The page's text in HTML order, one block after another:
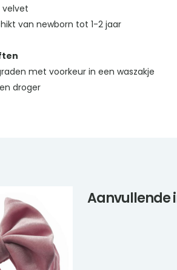
velvet
van newborn tot 1-2 jaar
met voorkeur in een waszakje
droger
Aanvullende